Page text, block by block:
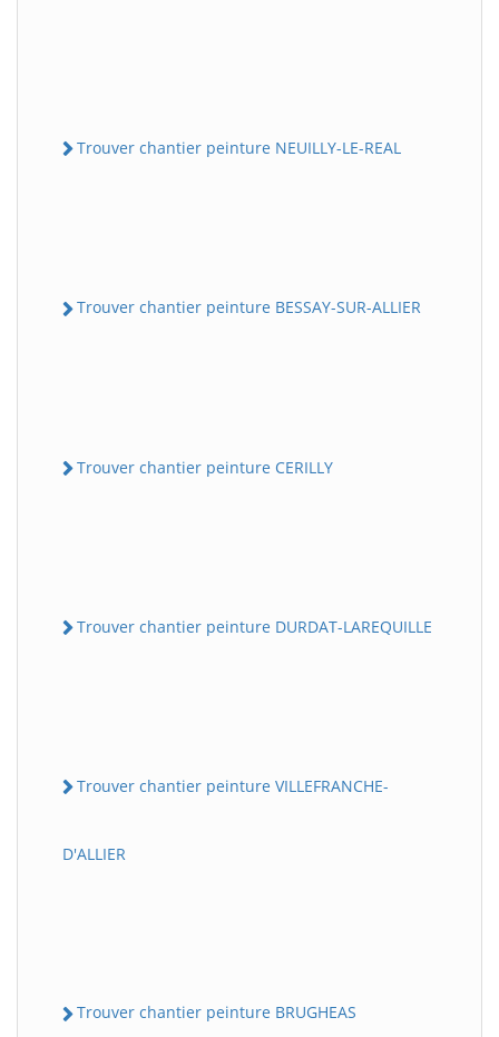
Trouver chantier peinture NEUILLY-LE-REAL
Trouver chantier peinture BESSAY-SUR-ALLIER
Trouver chantier peinture CERILLY
Trouver chantier peinture DURDAT-LAREQUILLE
Trouver chantier peinture VILLEFRANCHE-
D'ALLIER
Trouver chantier peinture BRUGHEAS